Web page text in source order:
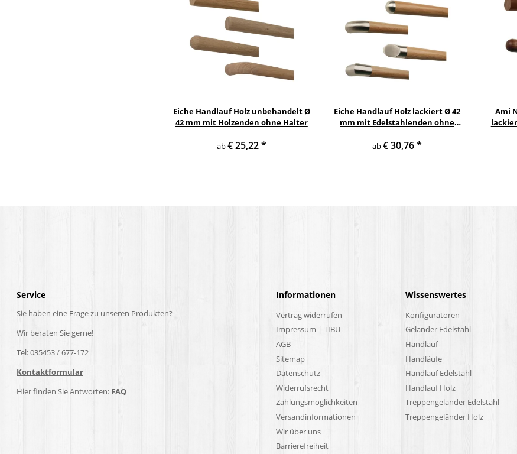
Eiche Handlauf Holz unbehandelt Ø
42 mm mit Holzenden ohne Halter
ab€ 25,22*
Eiche Handlauf Holz lackiert Ø 42
mm mit Edelstahlenden ohne
ab€ 30,76*
Ami
Service
Sie haben eine Frage zu unseren Produkten?
Wir beraten Sie gerne!
Tel: 035453 / 677-172
Kontaktformular
Hier finden Sie Antworten: FAQ
Informationen
Vertrag widerrufen
Impressum | TIBU
AGB
Sitemap
Datenschutz
Widerrufsrecht
Zahlungsmöglichkeiten
Versandinformationen
Wir über uns
Barrierefreiheit
Wissenswertes
Konfiguratoren
Geländer Edelstahl
Handlauf
Handläufe
Handlauf Edelstahl
Handlauf Holz
Treppengeländer Edelstahl
Treppengeländer Holz